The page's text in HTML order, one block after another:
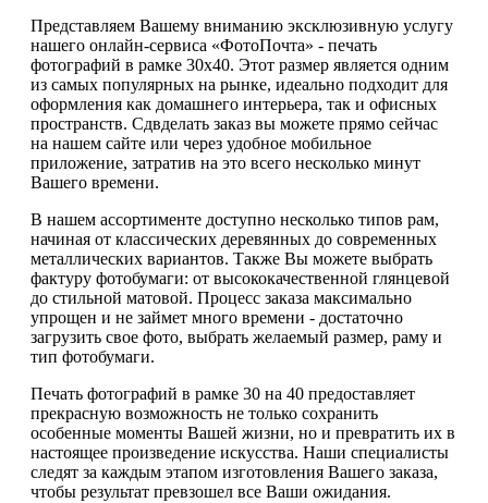
Представляем Вашему вниманию эксклюзивную услугу
нашего онлайн-сервиса «ФотоПочта» - печать
фотографий в рамке 30х40. Этот размер является одним
из самых популярных на рынке, идеально подходит для
оформления как домашнего интерьера, так и офисных
пространств. Сдвделать заказ вы можете прямо сейчас
на нашем сайте или через удобное мобильное
приложение, затратив на это всего несколько минут
Вашего времени.
В нашем ассортименте доступно несколько типов рам,
начиная от классических деревянных до современных
металлических вариантов. Также Вы можете выбрать
фактуру фотобумаги: от высококачественной глянцевой
до стильной матовой. Процесс заказа максимально
упрощен и не займет много времени - достаточно
загрузить свое фото, выбрать желаемый размер, раму и
тип фотобумаги.
Печать фотографий в рамке 30 на 40 предоставляет
прекрасную возможность не только сохранить
особенные моменты Вашей жизни, но и превратить их в
настоящее произведение искусства. Наши специалисты
следят за каждым этапом изготовления Вашего заказа,
чтобы результат превзошел все Ваши ожидания.